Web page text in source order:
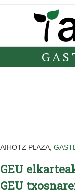
AIHOTZ PLAZA,
GEU
GEU